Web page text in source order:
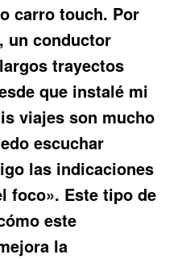
carro touch. Por
un conductor
trayectos
que instalé mi
viajes son mucho
escuchar
las indicaciones
foco». Este tipo de
este
la